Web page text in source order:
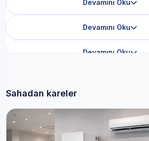
Devamını Oku
Devamını Oku
Devamını Oku
Sahadan kareler